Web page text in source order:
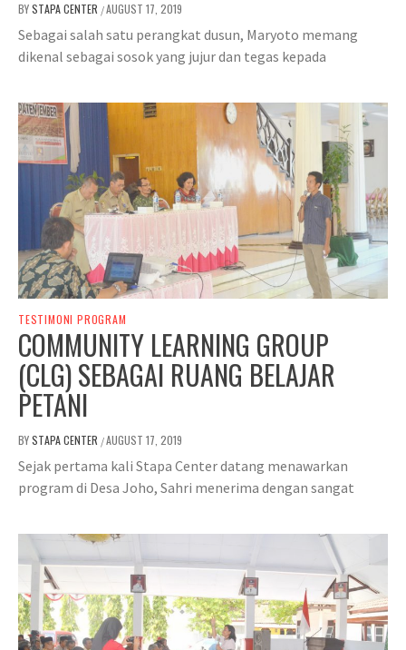
BYSTAPA CENTER /AUGUST 17, 2019
Sebagai salah satu perangkat dusun, Maryoto memang
dikenal sebagai sosok yang jujur dan tegas kepada
TESTIMONI PROGRAM
COMMUNITY LEARNING GROUP
(CLG) SEBAGAI RUANG BELAJAR
PETANI
BYSTAPA CENTER /AUGUST 17, 2019
Sejak pertama kali Stapa Center datang menawarkan
program di Desa Joho, Sahri menerima dengan sangat